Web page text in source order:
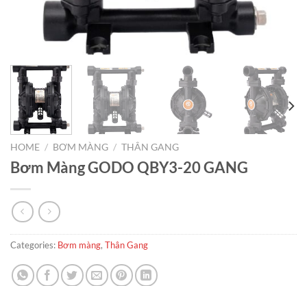
HOME / BƠM MÀNG / THÂN GANG
Bơm Màng GODO QBY3-20 GANG
Categories: Bơm màng, Thân Gang